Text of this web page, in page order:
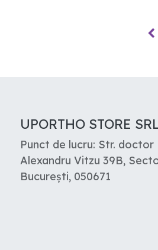
UPORTHO STORE
Punct de lucru: Str. doctor
Alexandru Vitzu 39B,
București, 050671